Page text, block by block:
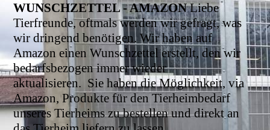
WUNSCHZETTEL - AMAZONLiebe
Tierfreunde, oftmals werden wir gefragt, was
wir dringend benötigen. Wir haben auf
Amazon einen Wunschzettel erstellt, den wir
bedarfsbezogen immer wieder
aktualisieren. Sie haben die Möglichkeit, via
Amazon, Produkte für den Tierheimbedarf
unseres Tierheims zu bestellen und direkt an